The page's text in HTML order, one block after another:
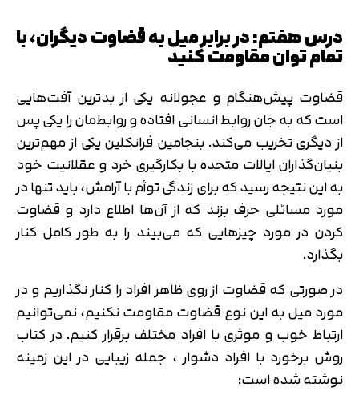
درس هفتم: در برابر میل به قضاوت دیگران، با
تمام توان مقاومت کنید
قضاوت پیش‌هنگام و عجولانه یکی از بدترین آفت‌هایی
است که به جان روابط انسانی افتاده و روابط‌مان را یکی پس
از دیگری تخریب می‌کند. بنجامین فرانکلین یکی از مهم‌ترین
بنیان‌گذاران ایالات متحده با بکارگیری خرد و عقلانیت خود
به این نتیجه رسید که برای زندگی توأم با آرامش، باید تنها در
مورد مسائلی حرف بزند که از آن‌ها اطلاع دارد و قضاوت
کردن در مورد چیزهایی که می‌بیند را به طور کامل کنار
بگذارد.
در صورتی که قضاوت از روی ظاهر افراد را کنار نگذاریم و در
مورد میل به این نوع قضاوت مقاومت نکنیم، نمی‌توانیم
ارتباط خوب و موثری با افراد مختلف برقرار کنیم. در کتاب
روش برخورد با افراد دشوار ، جمله زیبایی در این زمینه
نوشته شده است: